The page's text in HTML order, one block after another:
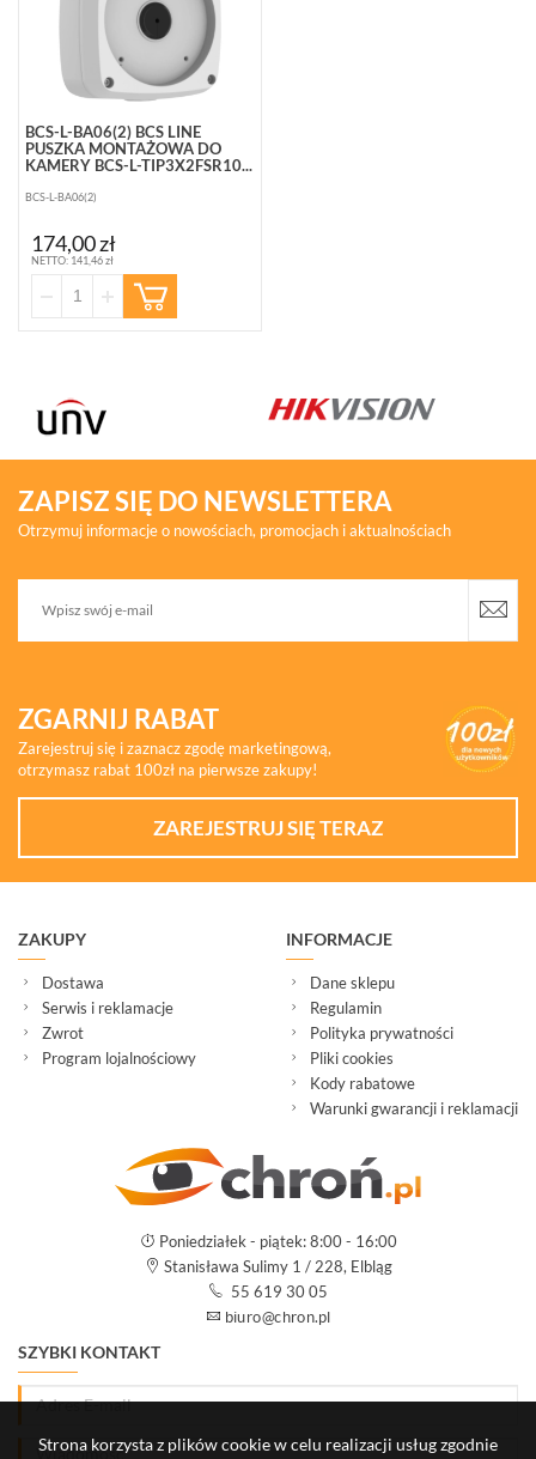
BCS-L-BA06(2) BCS LINE
PUSZKA MONTAŻOWA DO
KAMERY BCS-L-TIP3X2FSR10...
BCS-L-BA06(2)
174,00 zł
NETTO: 141,46 zł
ZAPISZ SIĘ DO NEWSLETTERA
Otrzymuj informacje o nowościach, promocjach i aktualnościach
ZGARNIJ RABAT
Zarejestruj się i zaznacz zgodę marketingową,
otrzymasz rabat 100zł na pierwsze zakupy!
ZAREJESTRUJ SIĘ TERAZ
ZAKUPY
Dostawa
Serwis i reklamacje
Zwrot
Program lojalnościowy
INFORMACJE
Dane sklepu
Regulamin
Polityka prywatności
Pliki cookies
Kody rabatowe
Warunki gwarancji i reklamacji
Poniedziałek - piątek: 8:00 - 16:00
Stanisława Sulimy 1 / 228, Elbląg
55 619 30 05
SZYBKI KONTAKT
Strona korzysta z plików cookie w celu realizacji usług zgodnie